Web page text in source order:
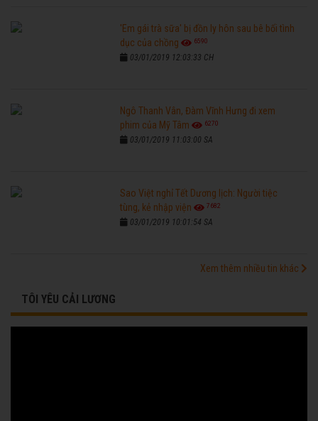
'Em gái trà sữa' bị đồn ly hôn sau bê bối tình
dục của chồng
6590
03/01/2019 12:03:33 CH
Ngô Thanh Vân, Đàm Vĩnh Hưng đi xem
phim của Mỹ Tâm
6270
03/01/2019 11:03:00 SA
Sao Việt nghỉ Tết Dương lịch: Người tiệc
tùng, kẻ nhập viện
7682
03/01/2019 10:01:54 SA
Xem thêm nhiều tin khác
TÔI YÊU CẢI LƯƠNG